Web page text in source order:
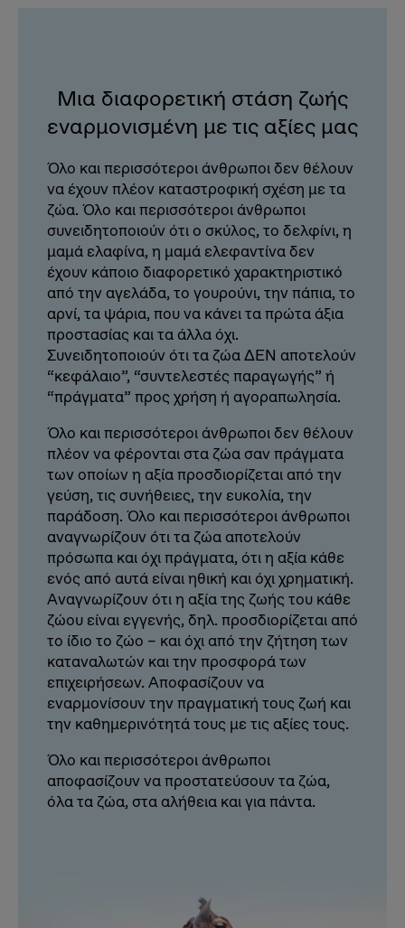
Μια διαφορετική στάση ζωής
εναρμονισμένη με τις αξίες μας
Όλο και περισσότεροι άνθρωποι δεν θέλουν
να έχουν πλέον καταστροφική σχέση με τα
ζώα. Όλο και περισσότεροι άνθρωποι
συνειδητοποιούν ότι ο σκύλος, το δελφίνι, η
μαμά ελαφίνα, η μαμά ελεφαντίνα δεν
έχουν κάποιο διαφορετικό χαρακτηριστικό
από την αγελάδα, το γουρούνι, την πάπια, το
αρνί, τα ψάρια, που να κάνει τα πρώτα άξια
προστασίας και τα άλλα όχι.
Συνειδητοποιούν ότι τα ζώα ΔΕΝ αποτελούν
“κεφάλαιο”, “συντελεστές παραγωγής” ή
“πράγματα” προς χρήση ή αγοραπωλησία.
Όλο και περισσότεροι άνθρωποι δεν θέλουν
πλέον να φέρονται στα ζώα σαν πράγματα
των οποίων η αξία προσδιορίζεται από την
γεύση, τις συνήθειες, την ευκολία, την
παράδοση. Όλο και περισσότεροι άνθρωποι
αναγνωρίζουν ότι τα ζώα αποτελούν
πρόσωπα και όχι πράγματα, ότι η αξία κάθε
ενός από αυτά είναι ηθική και όχι χρηματική.
Αναγνωρίζουν ότι η αξία της ζωής του κάθε
ζώου είναι εγγενής, δηλ. προσδιορίζεται από
το ίδιο το ζώο – και όχι από την ζήτηση των
καταναλωτών και την προσφορά των
επιχειρήσεων. Αποφασίζουν να
εναρμονίσουν την πραγματική τους ζωή και
την καθημερινότητά τους με τις αξίες τους.
Όλο και περισσότεροι άνθρωποι
αποφασίζουν να προστατεύσουν τα ζώα,
όλα τα ζώα, στα αλήθεια και για πάντα.